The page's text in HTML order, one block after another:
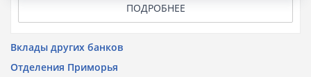
ПОДРОБНЕЕ
Вклады других банков
Отделения Приморья